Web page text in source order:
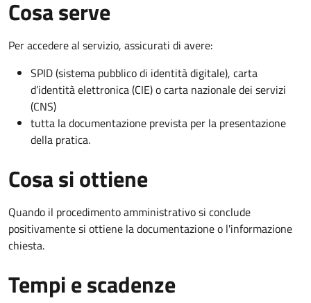
Cosa serve
Per accedere al servizio, assicurati di avere:
SPID (sistema pubblico di identità digitale), carta
d’identità elettronica (CIE) o carta nazionale dei servizi
(CNS)
tutta la documentazione prevista per la presentazione
della pratica.
Cosa si ottiene
Quando il procedimento amministrativo si conclude
positivamente si ottiene la documentazione o l'informazione
chiesta.
Tempi e scadenze